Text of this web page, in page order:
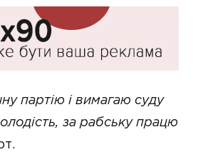
партію і вимагаю суду
за рабську працю